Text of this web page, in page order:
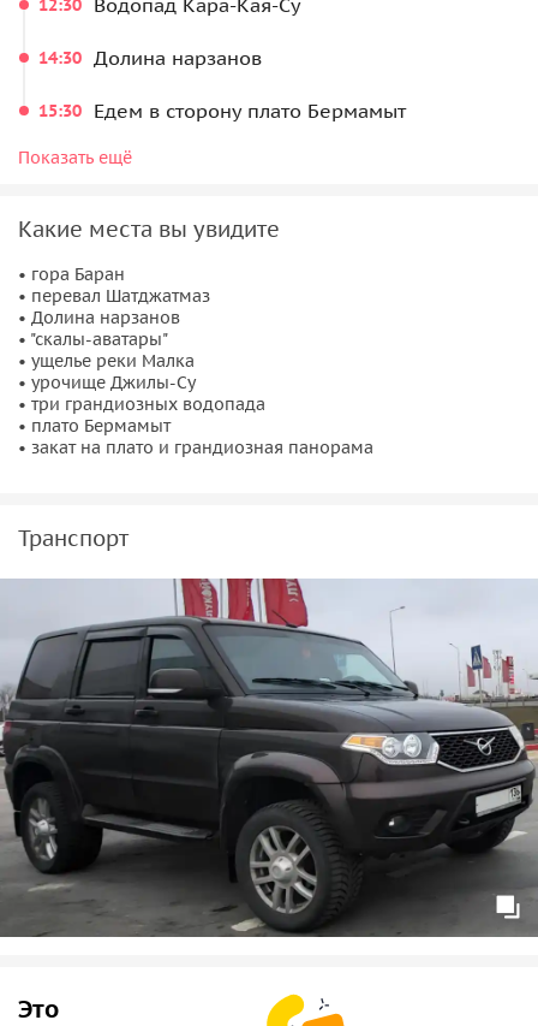
12:30 Водопад Кара-Кая-Су
14:30 Долина нарзанов
15:30 Едем в сторону плато Бермамыт
Плато Бермамыт
Осмотр природных достопримечательностей
Закат на плато Бермамыт (время варьируется от
времени года)
19:30
Едем в Кисловодск
Показать ещё
Какие места вы увидите
• гора Баран
• перевал Шатджатмаз
• Долина нарзанов
• "скалы-аватары"
• ущелье реки Малка
• урочище Джилы-Су
• три грандиозных водопада
• плато Бермамыт
• закат на плато и грандиозная панорама
Транспорт
Это